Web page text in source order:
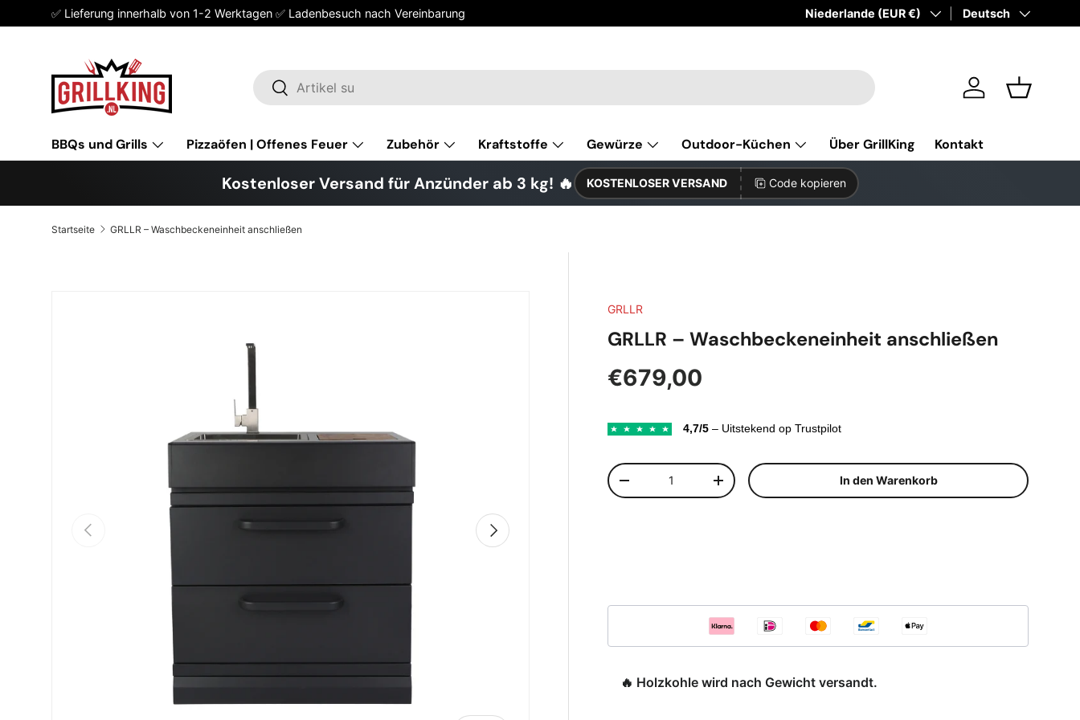
Direkt zum Inhalt
✅ Lieferung innerhalb von 1-2 Werktagen ✅ Ladenbesuch nach Vereinbarung Land/Region
Niederlande (EUR €) SpracheDeutsch
Suchen
Suchen
Einloggen
BBQs und Grills Pizzaöfen | Offenes Feuer Zubehör Kraftstoffe Gewürze Outdoor-Küchen Über GrillKing Kontakt
Kostenloser Versand für Anzünder ab 3 kg! 🔥 KOSTENLOSER VERSAND Code kopieren
Startseite GRLLR – Waschbeckeneinheit anschließen
Vorherige Nächste
GRLLR
GRLLR – Waschbeckeneinheit anschließen
Normaler Preis
€679,00
4,7/5 – Uitstekend op Trustpilot
Anzahl
Menge verringernMenge erhöhen In den Warenkorb
🔥 Holzkohle wird nach Gewicht versandt.